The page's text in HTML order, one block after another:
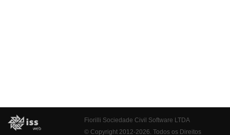
Fiorilli Sociedade Civil Software LTDA
© Copyright 2012-2026. Todos os Direitos